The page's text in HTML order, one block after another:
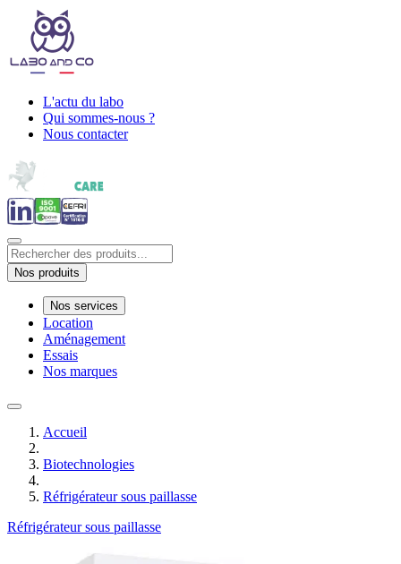
L'actu du labo
Qui sommes-nous ?
Nous contacter
Nos produits
Nos services
Location
Aménagement
Essais
Nos marques
Accueil
Biotechnologies
Réfrigérateur sous paillasse
Réfrigérateur sous paillasse